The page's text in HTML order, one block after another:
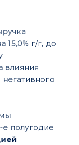
15,0% г/г, до
влияния
полугодие